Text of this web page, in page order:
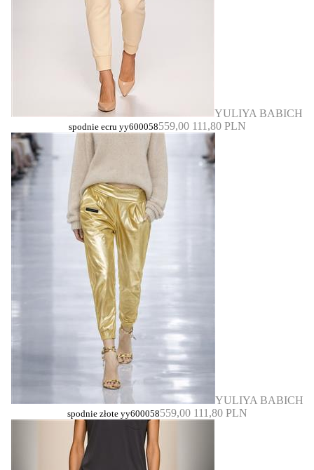
YULIYA BABICH
spodnie ecru yy600058559,00 111,80 PLN
YULIYA BABICH
spodnie złote yy600058559,00 111,80 PLN